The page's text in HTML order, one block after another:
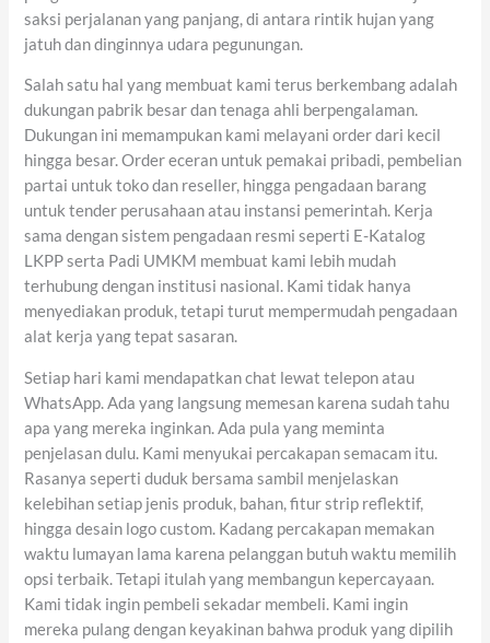
saksi perjalanan yang panjang, di antara rintik hujan yang
jatuh dan dinginnya udara pegunungan.
Salah satu hal yang membuat kami terus berkembang adalah
dukungan pabrik besar dan tenaga ahli berpengalaman.
Dukungan ini memampukan kami melayani order dari kecil
hingga besar. Order eceran untuk pemakai pribadi, pembelian
partai untuk toko dan reseller, hingga pengadaan barang
untuk tender perusahaan atau instansi pemerintah. Kerja
sama dengan sistem pengadaan resmi seperti E-Katalog
LKPP serta Padi UMKM membuat kami lebih mudah
terhubung dengan institusi nasional. Kami tidak hanya
menyediakan produk, tetapi turut mempermudah pengadaan
alat kerja yang tepat sasaran.
Setiap hari kami mendapatkan chat lewat telepon atau
WhatsApp. Ada yang langsung memesan karena sudah tahu
apa yang mereka inginkan. Ada pula yang meminta
penjelasan dulu. Kami menyukai percakapan semacam itu.
Rasanya seperti duduk bersama sambil menjelaskan
kelebihan setiap jenis produk, bahan, fitur strip reflektif,
hingga desain logo custom. Kadang percakapan memakan
waktu lumayan lama karena pelanggan butuh waktu memilih
opsi terbaik. Tetapi itulah yang membangun kepercayaan.
Kami tidak ingin pembeli sekadar membeli. Kami ingin
mereka pulang dengan keyakinan bahwa produk yang dipilih